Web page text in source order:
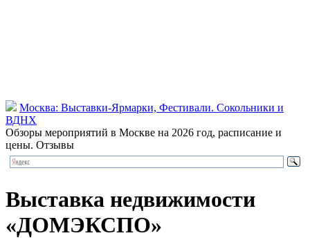
Москва: Выставки-Ярмарки, Фестивали. Сокольники и
ВДНХ
Обзоры мероприятий в Москве на 2026 год, расписание и
цены. Отзывы
Выставка недвижимости
«ДОМЭКСПО»